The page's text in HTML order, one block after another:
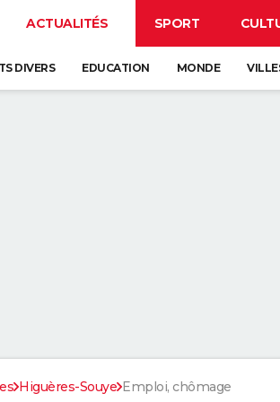
ACTUALITÉS SPORT
DIVERS EDUCATION MONDE
Higuères-Souye Emploi, chômage